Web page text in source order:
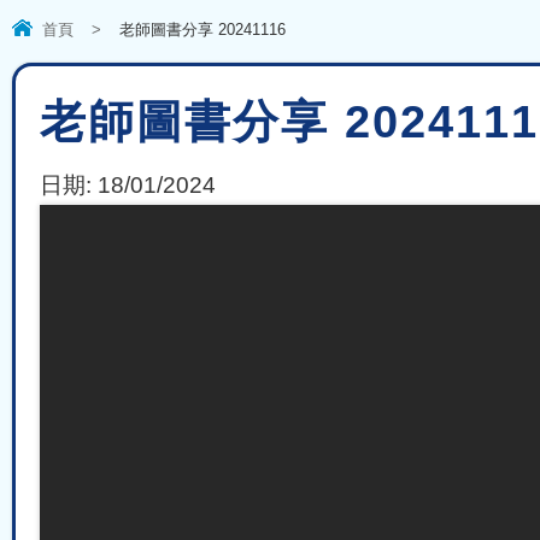
首頁 > 老師圖書分享 20241116
老師圖書分享
日期: 18/01/2024